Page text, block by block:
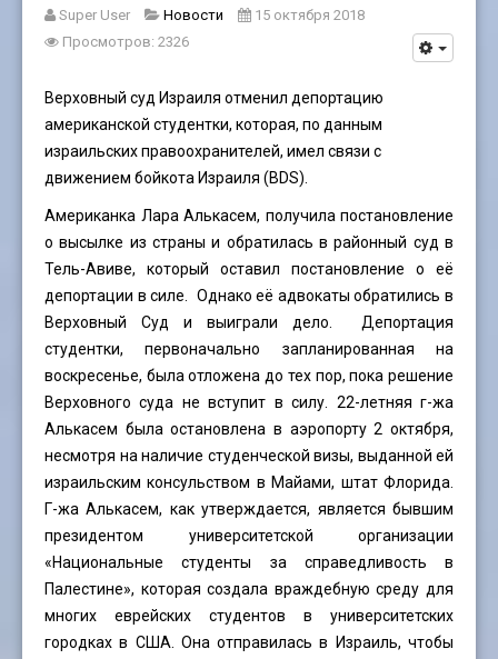
Super User Новости
15 октября 2018
Просмотров: 2326
Верховный суд Израиля отменил депортацию
американской студентки, которая, по данным
израильских правоохранителей, имел связи с
движением бойкота Израиля (BDS).
Американка Лара Алькасем, получила постановление
о высылке из страны и обратилась в районный суд в
Тель-Авиве, который оставил постановление о её
депортации в силе. Однако её адвокаты обратились в
Верховный Суд и выиграли дело. Депортация
студентки, первоначально запланированная на
воскресенье, была отложена до тех пор, пока решение
Верховного суда не вступит в силу. 22-летняя г-жа
Алькасем была остановлена в аэропорту 2 октября,
несмотря на наличие студенческой визы, выданной ей
израильским консульством в Майами, штат Флорида.
Г-жа Алькасем, как утверждается, является бывшим
президентом университетской организации
«Национальные студенты за справедливость в
Палестине», которая создала враждебную среду для
многих еврейских студентов в университетских
городках в США. Она отправилась в Израиль, чтобы